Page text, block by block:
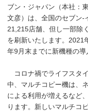
ブン・ジャパン（本社：
文彦）は、全国のセブン‐
21,215店舗、但し一部除
を刷新いたします。2021
年9月末までに新機種の導
コロナ禍でライフスタ
中、マルチコピー機は、
による利用が増えるなど
ります。新しいマルチコ